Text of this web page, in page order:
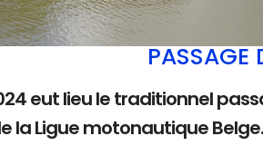
eut lieu le traditionnel
la Ligue motonautique Belge.